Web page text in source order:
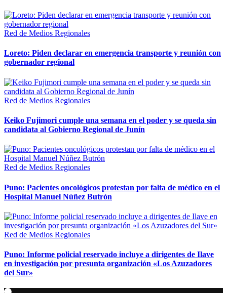
Red de Medios Regionales
Loreto: Piden declarar en emergencia transporte y reunión con
gobernador regional
Red de Medios Regionales
Keiko Fujimori cumple una semana en el poder y se queda sin
candidata al Gobierno Regional de Junín
Red de Medios Regionales
Puno: Pacientes oncológicos protestan por falta de médico en el
Hospital Manuel Núñez Butrón
Red de Medios Regionales
Puno: Informe policial reservado incluye a dirigentes de Ilave
en investigación por presunta organización «Los Azuzadores
del Sur»